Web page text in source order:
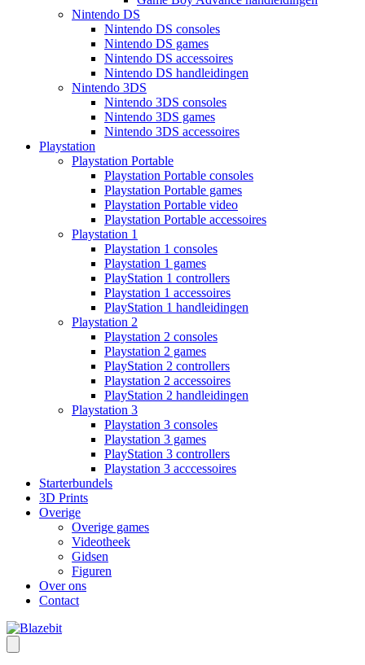
Nintendo DS
Nintendo DS consoles
Nintendo DS games
Nintendo DS accessoires
Nintendo DS handleidingen
Nintendo 3DS
Nintendo 3DS consoles
Nintendo 3DS games
Nintendo 3DS accessoires
Playstation
Playstation Portable
Playstation Portable consoles
Playstation Portable games
Playstation Portable video
Playstation Portable accessoires
Playstation 1
Playstation 1 consoles
Playstation 1 games
PlayStation 1 controllers
Playstation 1 accessoires
PlayStation 1 handleidingen
Playstation 2
Playstation 2 consoles
Playstation 2 games
PlayStation 2 controllers
Playstation 2 accessoires
PlayStation 2 handleidingen
Playstation 3
Playstation 3 consoles
Playstation 3 games
PlayStation 3 controllers
Playstation 3 acccessoires
Starterbundels
3D Prints
Overige
Overige games
Videotheek
Gidsen
Figuren
Over ons
Contact